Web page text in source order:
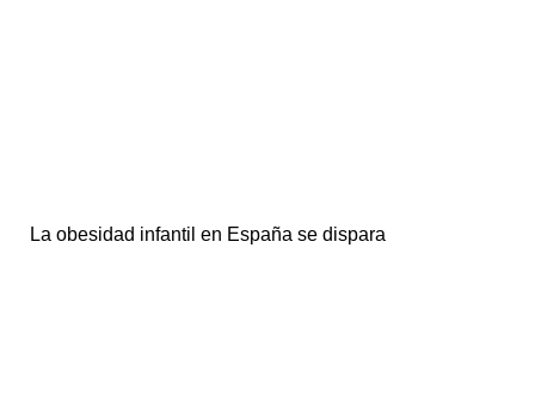
La obesidad infantil en España se dispara